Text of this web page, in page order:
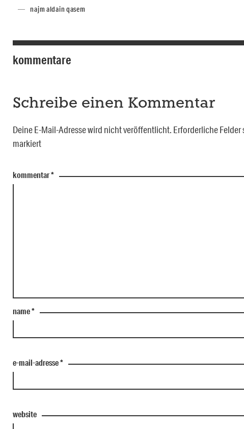
najm aldain qasem
kommentare
Schreibe einen Kommentar
Deine E-Mail-Adresse wird nicht veröffentlicht. Erforderliche Felder
markiert
kommentar*
name*
e-mail-adresse*
website